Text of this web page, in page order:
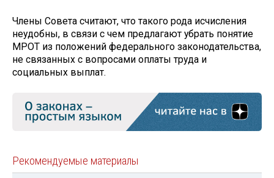
Члены Совета считают, что такого рода исчисления
неудобны, в связи с чем предлагают убрать понятие
МРОТ из положений федерального законодательства,
не связанных с вопросами оплаты труда и
социальных выплат.
Рекомендуемые материалы